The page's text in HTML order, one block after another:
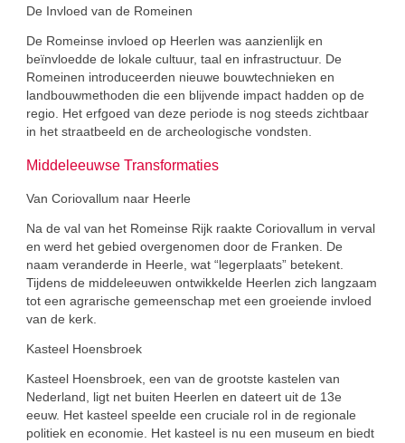
De Invloed van de Romeinen
De Romeinse invloed op Heerlen was aanzienlijk en
beïnvloedde de lokale cultuur, taal en infrastructuur. De
Romeinen introduceerden nieuwe bouwtechnieken en
landbouwmethoden die een blijvende impact hadden op de
regio. Het erfgoed van deze periode is nog steeds zichtbaar
in het straatbeeld en de archeologische vondsten.
Middeleeuwse Transformaties
Van Coriovallum naar Heerle
Na de val van het Romeinse Rijk raakte Coriovallum in verval
en werd het gebied overgenomen door de Franken. De
naam veranderde in Heerle, wat “legerplaats” betekent.
Tijdens de middeleeuwen ontwikkelde Heerlen zich langzaam
tot een agrarische gemeenschap met een groeiende invloed
van de kerk.
Kasteel Hoensbroek
Kasteel Hoensbroek, een van de grootste kastelen van
Nederland, ligt net buiten Heerlen en dateert uit de 13e
eeuw. Het kasteel speelde een cruciale rol in de regionale
politiek en economie. Het kasteel is nu een museum en biedt